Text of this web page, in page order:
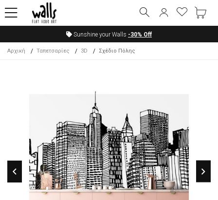
Sunshine your Walls -30% Off
Αρχική Ταπετσαρίες 3D Σχέδιο Πόλης